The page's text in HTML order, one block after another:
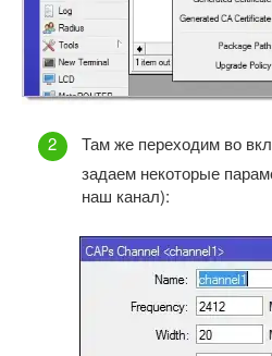
Там же переходим во
задаем некоторые
наш канал):